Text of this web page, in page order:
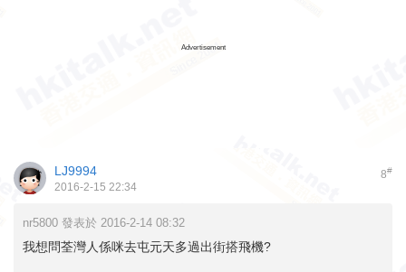
Advertisement
8#
LJ9994
2016-2-15 22:34
nr5800 發表於 2016-2-14 08:32
我想問荃灣人係咪去屯元天多過出街搭飛機?